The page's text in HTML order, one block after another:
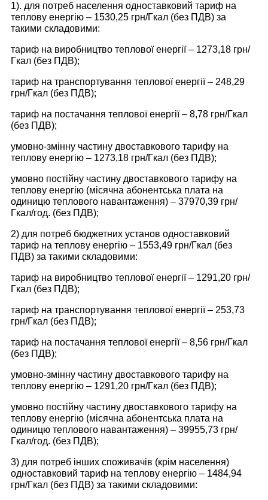
1). для потреб населення одноставковий тариф на
теплову енергію – 1530,25 грн/Гкал (без ПДВ) за
такими складовими:
тариф на виробництво теплової енергії – 1273,18 грн/
Гкал (без ПДВ);
тариф на транспортування теплової енергії – 248,29
грн/Гкал (без ПДВ);
тариф на постачання теплової енергії – 8,78 грн/Гкал
(без ПДВ);
умовно-змінну частину двоставкового тарифу на
теплову енергію – 1273,18 грн/Гкал (без ПДВ);
умовно постійну частину двоставкового тарифу на
теплову енергію (місячна абонентська плата на
одиницю теплового навантаження) – 37970,39 грн/
Гкал/год. (без ПДВ);
2) для потреб бюджетних установ одноставковий
тариф на теплову енергію – 1553,49 грн/Гкал (без
ПДВ) за такими складовими:
тариф на виробництво теплової енергії – 1291,20 грн/
Гкал (без ПДВ);
тариф на транспортування теплової енергії – 253,73
грн/Гкал (без ПДВ);
тариф на постачання теплової енергії – 8,56 грн/Гкал
(без ПДВ);
умовно-змінну частину двоставкового тарифу на
теплову енергію – 1291,20 грн/Гкал (без ПДВ);
умовно постійну частину двоставкового тарифу на
теплову енергію (місячна абонентська плата на
одиницю теплового навантаження) – 39955,73 грн/
Гкал/год. (без ПДВ);
3) для потреб інших споживачів (крім населення)
одноставковий тариф на теплову енергію – 1484,94
грн/Гкал (без ПДВ) за такими складовими: